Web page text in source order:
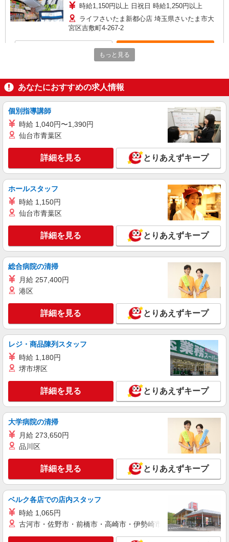
時給1,150円以上 日祝日 時給1,250円以上
ライフさいたま新都心店 埼玉県さいたま市大
宮区吉敷町4-267-2
ライフさいたま新都心店（店舗コード856）
作業場清掃
ライフさいたま新都心店 埼玉県さいたま市大
キープ 詳細を見る
ライフさいたま新都心店（店舗コード856）
ライフさいたま新都心店 埼玉県さいたま市大
宮区吉敷町4-267-2
キープ 詳細を見る
アルバイト パート
沖縄宝島
接客・販売スタッフ
［アルバイト・パート］時給1,145円〜 ※経
験・能力により優遇します。
コクーンシティ 埼玉県さいたま市大宮区吉敷
町4丁目263-1
詳細を見る
成城石井 ルミネ大宮ルミネ2店
レジスタッフ
時給1141円 【時間帯手当】 7:00〜9:00 ＋150
埼玉県さいたま市大宮区錦町630 JR大宮駅ル
ミネ2 1階
キープ 詳細を見る
アルバイト
成城石井 ルミネ大宮ルミネ2店
レジスタッフ
時給1141円 【時間帯手当】 7:00〜9:00 ＋150
もっと見る
あなたにおすすめの求人情報
個別指導講師
時給 1,040円〜1,390円
仙台市青葉区
詳細を見る とりあえずキープ
ホールスタッフ
時給 1,150円
仙台市青葉区
詳細を見る とりあえずキープ
総合病院の清掃
月給 257,400円
港区
詳細を見る とりあえずキープ
レジ・商品陳列スタッフ
時給 1,180円
堺市堺区
詳細を見る とりあえずキープ
大学病院の清掃
月給 273,650円
品川区
詳細を見る とりあえずキープ
ベルク各店での店内スタッフ
時給 1,065円
古河市・佐野市・前橋市・高崎市・伊勢崎市・太田市・館林市